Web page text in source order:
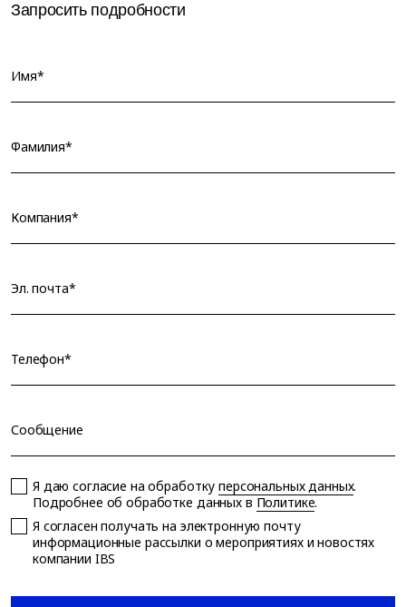
Запросить подробности
Имя*
Фамилия*
Компания*
Эл. почта*
Телефон*
Сообщение
Я даю согласие на обработкуперсональных данных.
Подробнее об обработке данных в Политике.
Я согласен получать на электронную почту
информационные рассылки о мероприятиях и новостях
компании IBS